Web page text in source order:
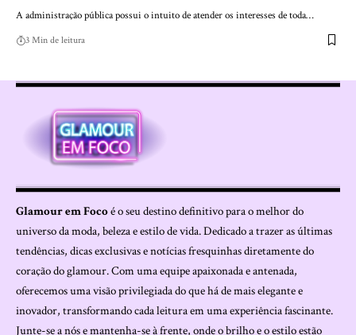
A administração pública possui o intuito de atender os interesses de toda…
3 Min de leitura
Glamour em Focoé o seu destino definitivo para o melhor do
universo da moda, beleza e estilo de vida. Dedicado a trazer as últimas
tendências, dicas exclusivas e notícias fresquinhas diretamente do
coração do glamour. Com uma equipe apaixonada e antenada,
oferecemos uma visão privilegiada do que há de mais elegante e
inovador, transformando cada leitura em uma experiência fascinante.
Junte-se a nós e mantenha-se à frente, onde o brilho e o estilo estão